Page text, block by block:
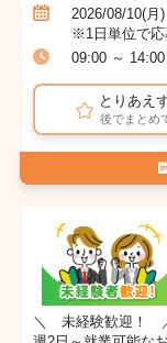
2026/08/10(月
※1日単位で応
09:00 ～
とりあえ
後でまとめ
＼ 未経験歓迎！